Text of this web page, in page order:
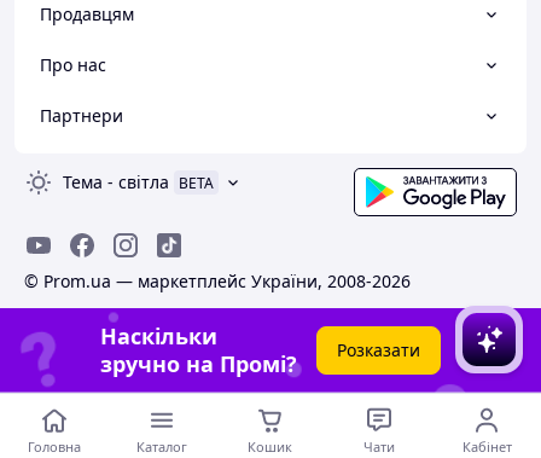
Продавцям
Про нас
Партнери
Тема - світла BETA
© Prom.ua — маркетплейс України, 2008-2026
Наскільки
зручно на Промі?
Розказати
Головна Каталог Кошик Чати Кабінет